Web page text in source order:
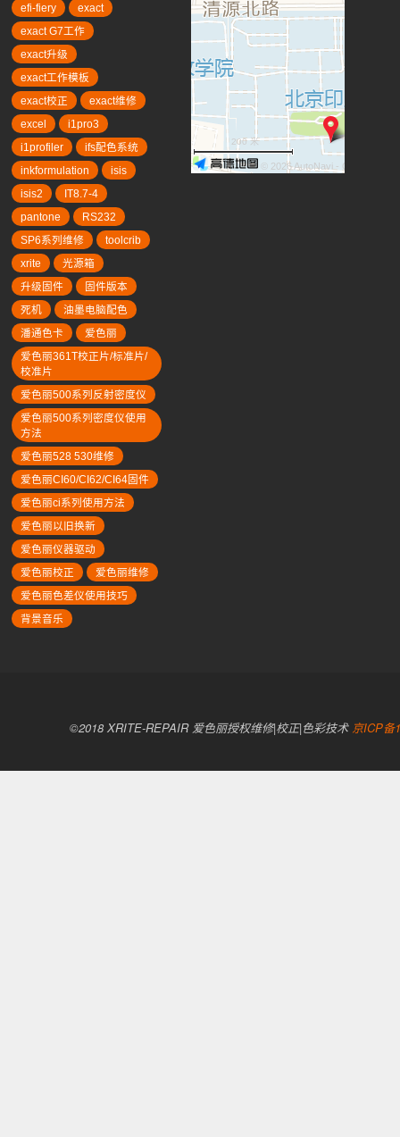
efi-fiery
exact
exact G7工作
exact升级
exact工作模板
exact校正
exact维修
excel
i1pro3
i1profiler
ifs配色系统
inkformulation
isis
isis2
IT8.7-4
pantone
RS232
SP6系列维修
toolcrib
xrite
光源箱
升级固件
固件版本
死机
油墨电脑配色
潘通色卡
爱色丽
爱色丽361T校正片/标准片/
校准片
爱色丽500系列反射密度仪
爱色丽500系列密度仪使用
方法
爱色丽528 530维修
爱色丽CI60/CI62/CI64固件
爱色丽ci系列使用方法
爱色丽以旧换新
爱色丽仪器驱动
爱色丽校正
爱色丽维修
爱色丽色差仪使用技巧
背景音乐
200 米
© 2026 AutoNavi -
©2018 XRITE-REPAIR 爱色丽授权维修|校正|色彩技术 京ICP备